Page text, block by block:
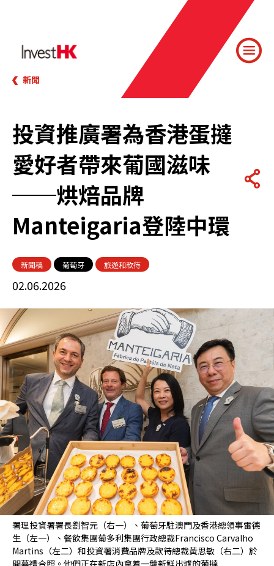
新聞
投資推廣署為香港蛋撻
愛好者帶來葡國滋味
──烘焙品牌
Manteigaria登陸中環
新聞稿 葡萄牙 旅遊和款待
02.06.2026
署理投資署署長劉智元（右一）、葡萄牙駐澳門及香港總領事雷德
生（左一）、餐飲集團葡多利集團行政總裁Francisco Carvalho
Martins（左二）和投資署消費品牌及款待總裁黃思敏（右二）於
開幕禮合照。他們正在新店內拿着一盤新鮮出爐的葡撻